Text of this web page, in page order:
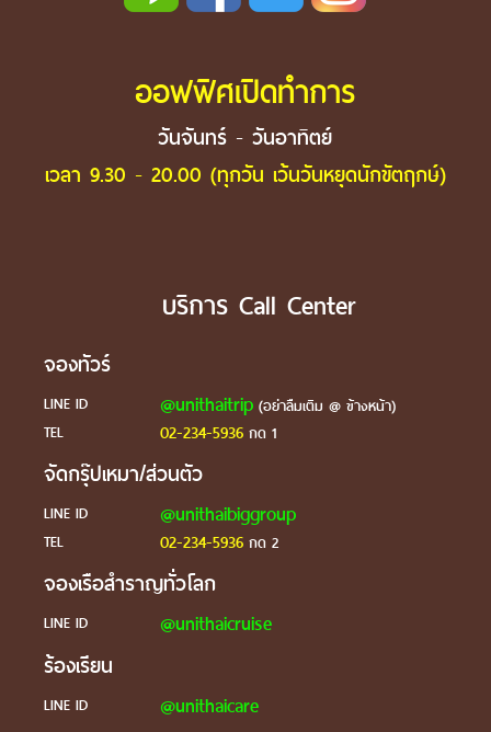
ออฟฟิศเปิดทำการ
วันจันทร์ - วันอาทิตย์
เวลา 9.30 - 20.00 (ทุกวัน เว้นวันหยุดนักขัตฤกษ์)
บริการ Call Center
จองทัวร์
LINE ID @unithaitrip(อย่าลืมเติม @ ข้างหน้า)
TEL
02-234-5936กด 1
จัดกรุ๊ปเหมา/ส่วนตัว
LINE ID @unithaibiggroup
TEL 02-234-5936กด 2
จองเรือสำราญทั่วโลก
LINE ID @unithaicruise
ร้องเรียน
LINE ID @unithaicare